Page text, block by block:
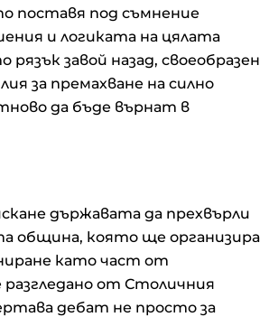
поставя под съмнение
и логиката на цялата
завой назад, своеобразен
за премахване на силно
да бъде върнат в
държавата да прехвърли
община, която ще организира
като част от
от Столичния
дебат не просто за